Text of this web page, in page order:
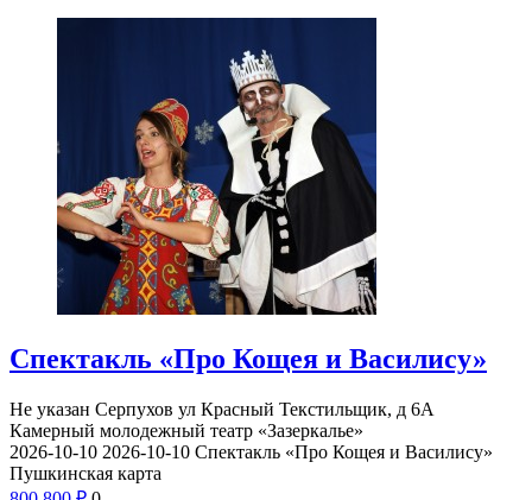
Спектакль «Про Кощея и Василису»
Не указан Серпухов ул Красный Текстильщик, д 6А
Камерный молодежный театр «Зазеркалье»
2026-10-10 2026-10-10 Спектакль «Про Кощея и Василису»
Пушкинская карта